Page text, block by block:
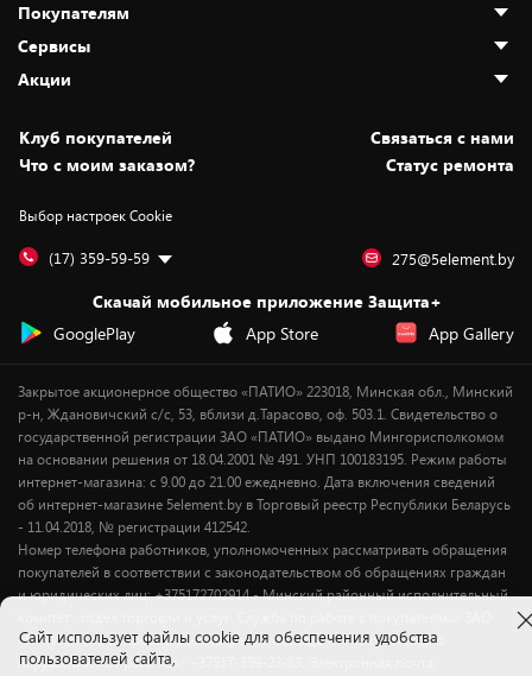
О нас
Адреса магазинов
Новости
Статьи и обзоры
Вакансии
Дай пять добру!
Покупателям
Как сделать заказ
Оплата и доставка
Безналичный расчёт
Обмен и возврат товара
Обработка персональных данных
Подарочные карты
Сервисы
Установка техники
Для игровых консолей
Для мобильных устройств
Для компьютеров
Сервисные центры
Акции
Скидки и промокоды
Белорусские товары
Бонусы
Оплата частями
Новинки
Клуб покупателей
Cвязаться с нами
Что с моим заказом?
Статус ремонта
Выбор настроек Cookie
(17) 359-59-59 275@5element.by
Скачай мобильное приложение Защита+
GooglePlay
App Store App Gallery
Закрытое акционерное общество «ПАТИО» 223018, Минская обл., Минский
р-н, Ждановичский с/с, 53, вблизи д.Тарасово, оф. 503.1. Свидетельство о
государственной регистрации ЗАО «ПАТИО» выдано Мингорисполкомом
на основании решения от 18.04.2001 № 491. УНП 100183195. Режим работы
интернет-магазина: с 9.00 до 21.00 ежедневно. Дата включения сведений
об интернет-магазине 5element.by в Торговый реестр Республики Беларусь
- 11.04.2018, № регистрации 412542.
Номер телефона работников, уполномоченных рассматривать обращения
покупателей в соответствии с законодательством об обращениях граждан
и юридических лиц: +375172702914 - Минский районный исполнительный
«ПАТИО» (по вопросам рассмотрения обращения покупателей о
нарушении их прав): Тел.: +37517-359-23-83. Электронная почта:
Cайт использует файлы cookie для обеспечения удобства
пользователей сайта,